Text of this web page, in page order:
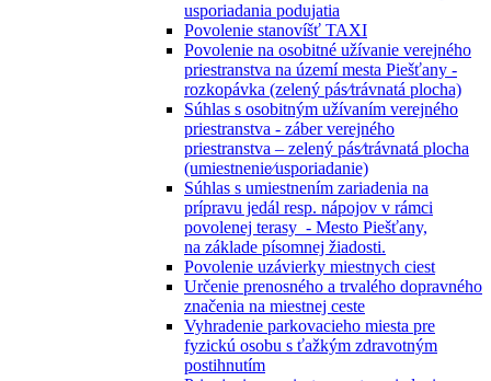
usporiadania podujatia
Povolenie stanovíšť TAXI
Povolenie na osobitné užívanie verejného
priestranstva na území mesta Piešťany -
rozkopávka (zelený pás⁄trávnatá plocha)
Súhlas s osobitným užívaním verejného
priestranstva - záber verejného
priestranstva – zelený pás⁄trávnatá plocha
(umiestnenie⁄usporiadanie)
Súhlas s umiestnením zariadenia na
prípravu jedál resp. nápojov v rámci
povolenej terasy - Mesto Piešťany,
na základe písomnej žiadosti.
Povolenie uzávierky miestnych ciest
Určenie prenosného a trvalého dopravného
značenia na miestnej ceste
Vyhradenie parkovacieho miesta pre
fyzickú osobu s ťažkým zdravotným
postihnutím